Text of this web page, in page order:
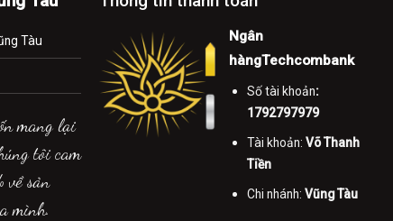
Tàu
mang lại
tôi cam
sản
mình.
Ngân
hàngTechcombank
Số tài khoản:
1792797979
Tài khoản:Võ Thanh
Tiền
Chi nhánh:Vũng Tàu